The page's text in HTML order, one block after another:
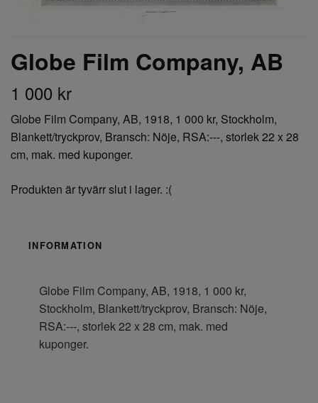
Globe Film Company, AB
1 000 kr
Globe Film Company, AB, 1918, 1 000 kr, Stockholm,
Blankett/tryckprov, Bransch: Nöje, RSA:---, storlek 22 x 28
cm, mak. med kuponger.
Produkten är tyvärr slut i lager. :(
INFORMATION
Globe Film Company, AB, 1918, 1 000 kr,
Stockholm, Blankett/tryckprov, Bransch: Nöje,
RSA:---, storlek 22 x 28 cm, mak. med
kuponger.